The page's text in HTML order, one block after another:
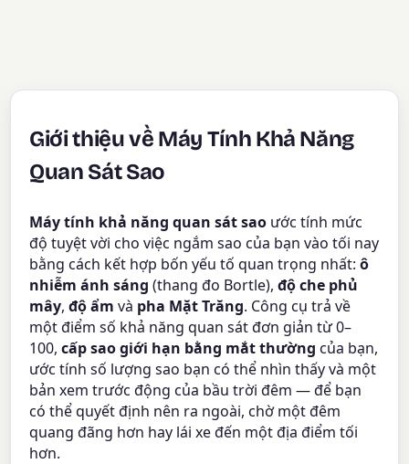
Giới thiệu về Máy Tính Khả Năng
Quan Sát Sao
Máy tính khả năng quan sát sao ước tính mức
độ tuyệt vời cho việc ngắm sao của bạn vào tối nay
bằng cách kết hợp bốn yếu tố quan trọng nhất:ô
nhiễm ánh sáng (thang đo Bortle),độ che phủ
mây,độ ẩm và pha Mặt Trăng. Công cụ trả về
một điểm số khả năng quan sát đơn giản từ 0–
100,cấp sao giới hạn bằng mắt thường của bạn,
ước tính số lượng sao bạn có thể nhìn thấy và một
bản xem trước động của bầu trời đêm — để bạn
có thể quyết định nên ra ngoài, chờ một đêm
quang đãng hơn hay lái xe đến một địa điểm tối
hơn.